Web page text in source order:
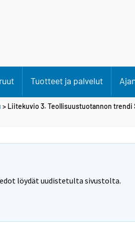
Tuotteet ja palvelut
> Liitekuvio 3. Teollisuustuotannon trendi
löydät uudistetulta sivustolta.